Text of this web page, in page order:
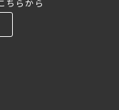
ちらから